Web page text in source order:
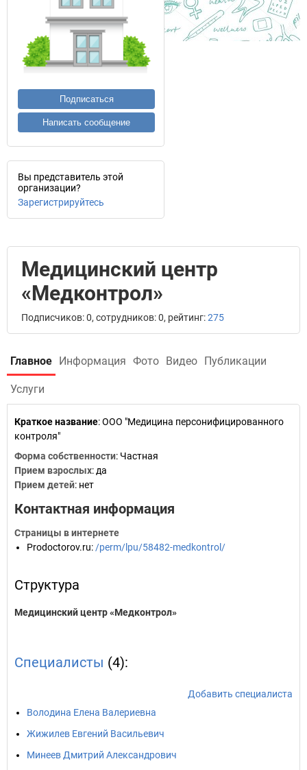
Подписаться
Написать сообщение
Вы представитель этой
организации?
Зарегистрируйтесь
Медицинский центр
«Медконтрол»
Подписчиков: 0, сотрудников: 0, рейтинг:275
Главное Информация Фото Видео Публикации
Услуги
Краткое название:ООО "Медицина персонифицированного
контроля"
Форма собственности: Частная
Прием взрослых: да
Прием детей: нет
Контактная информация
Страницы в интернете
Prodoctorov.ru: /perm/lpu/58482-medkontrol/
Структура
Медицинский центр «Медконтрол»
Специалисты (4):
Добавить специалиста
Володина Елена Валериевна
Жижилев Евгений Васильевич
Минеев Дмитрий Александрович